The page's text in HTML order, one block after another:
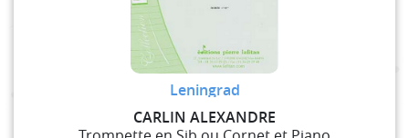
Leningrad
CARLIN ALEXANDRE